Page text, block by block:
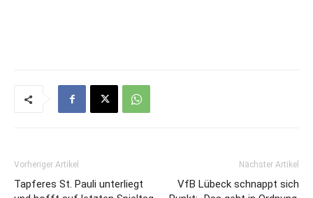
Vorheriger Artikel
Tapferes St. Pauli unterliegt
Nächster Artikel
VfB Lübeck schnappt sich